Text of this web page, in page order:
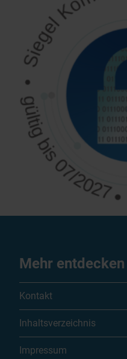
Mehr entdecken
Kontakt
Inhaltsverzeichnis
Impressum